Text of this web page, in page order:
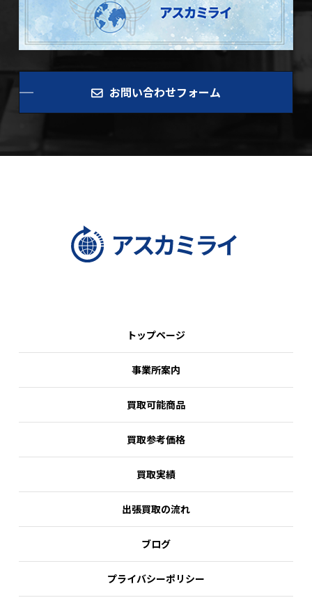
お問い合わせフォーム
トップページ
事業所案内
買取可能商品
買取参考価格
買取実績
出張買取の流れ
ブログ
プライバシーポリシー